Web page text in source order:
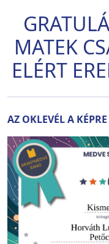
MATEK
ELÉRT
AZ OKLEVÉL A